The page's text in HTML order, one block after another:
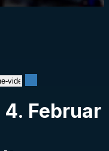
Februar